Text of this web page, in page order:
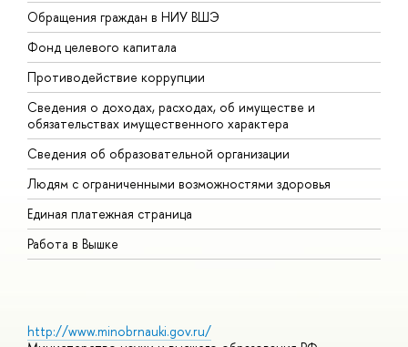
Обращения граждан в НИУ ВШЭ
Фонд целевого капитала
Противодействие коррупции
Сведения о доходах, расходах, об имуществе и
обязательствах имущественного характера
Сведения об образовательной организации
Людям с ограниченными возможностями здоровья
Единая платежная страница
Работа в Вышке
http://www.minobrnauki.gov.ru/